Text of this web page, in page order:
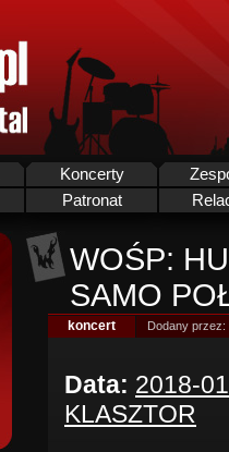
Koncerty
Patronat
WOŚP:
SAMO
koncert Dodany przez:
Data: 2018-
KLASZTOR